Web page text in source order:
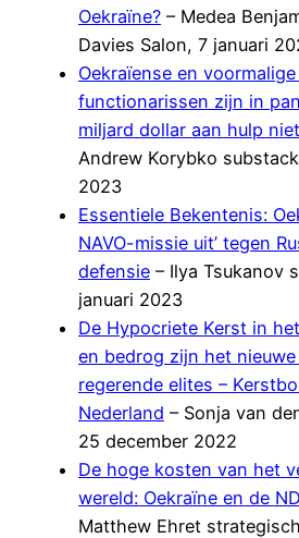
Oekraïne? – Medea
Davies Salon, 7 januari
Oekraïense en
functionarissen zijn in
miljard dollar aan hulp
Andrew Korybko
2023
Essentiele Bekentenis:
NAVO-missie uit’ tegen
defensie – Ilya Tsukanov
januari 2023
De Hypocriete Kerst in
en bedrog zijn het
regerende elites –
Nederland – Sonja van
25 december 2022
De hoge kosten van het
wereld: Oekraïne en de
Matthew Ehret